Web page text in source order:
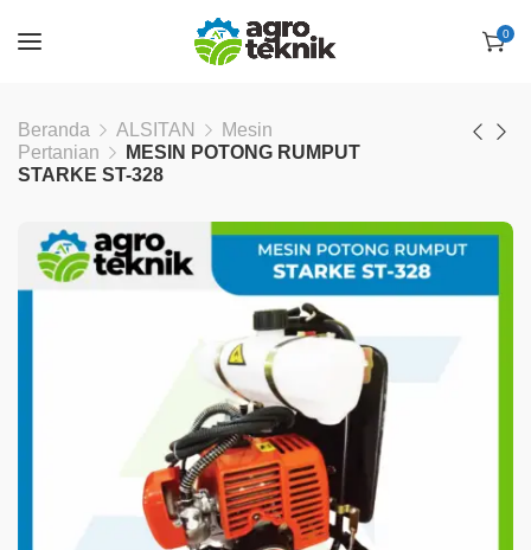
0
Beranda ALSITAN
Mesin
Pertanian
MESIN POTONG RUMPUT
STARKE ST-328